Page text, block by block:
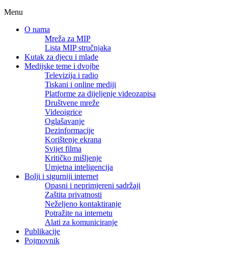
Menu
O nama
Mreža za MIP
Lista MIP stručnjaka
Kutak za djecu i mlade
Medijske teme i dvojbe
Televizija i radio
Tiskani i online mediji
Platforme za dijeljenje videozapisa
Društvene mreže
Videoigrice
Oglašavanje
Dezinformacije
Korištenje ekrana
Svijet filma
Kritičko mišljenje
Umjetna inteligencija
Bolji i sigurniji internet
Opasni i neprimjereni sadržaji
Zaštita privatnosti
Neželjeno kontaktiranje
Potražite na internetu
Alati za komuniciranje
Publikacije
Pojmovnik